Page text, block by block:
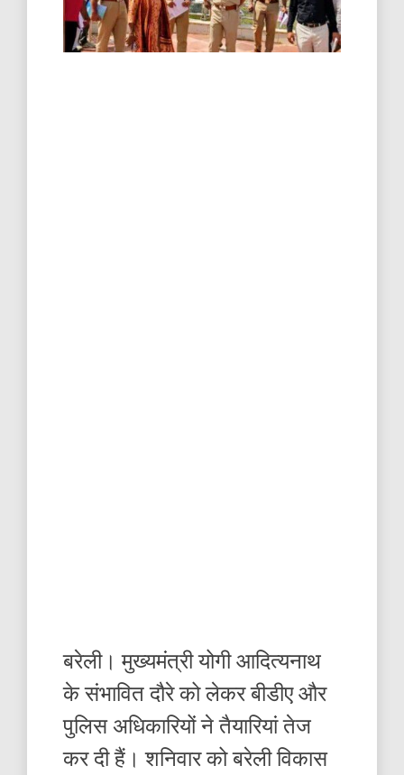
बरेली। मुख्यमंत्री योगी आदित्यनाथ
के संभावित दौरे को लेकर बीडीए और
पुलिस अधिकारियों ने तैयारियां तेज
कर दी हैं। शनिवार को बरेली विकास